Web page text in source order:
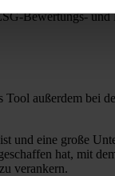
Bewertungs- und
außerdem bei
und eine große
hat, mit
verankern.